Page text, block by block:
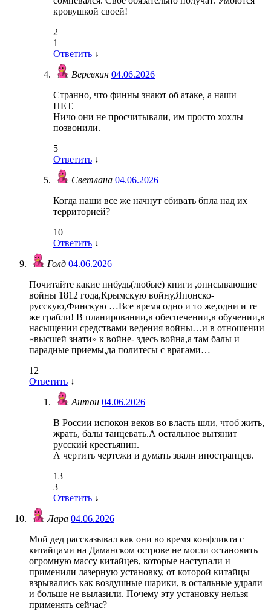
кровушкой своей!
2
1
Ответить ↓
Веревкин 04.06.2026
Странно, что финны знают об атаке, а наши —
НЕТ.
Ничо они не просчитывали, им просто хохлы
позвонили.
5
Ответить ↓
Светлана 04.06.2026
Когда наши все же начнут сбивать бпла над их
территорией?
10
Ответить ↓
Голд 04.06.2026
Почитайте какие нибудь(любые) книги ,описывающие
войны 1812 года,Крымскую войну,Японско-
русскую,Финскую …Все время одно и то же,одни и те
же грабли! В планировании,в обеспечении,в обучении,в
насыщении средствами ведения войны…и в отношении
«высшей знати» к войне- здесь война,а там балы и
парадные приемы,да политесы с врагами…
12
Ответить ↓
Антон 04.06.2026
В России испокон веков во власть шли, чтоб жить,
жрать, балы танцевать.А остальное вытянит
русский крестьянин.
А чертить чертежи и думать звали иностранцев.
13
3
Ответить ↓
Лара 04.06.2026
Мой дед рассказывал как они во время конфликта с
китайцами на Даманском острове не могли остановить
огромную массу китайцев, которые наступали и
применили лазерную установку, от которой китайцы
взрывались как воздушные шарики, в остальные удрали
и больше не вылазили. Почему эту установку нельзя
применять сейчас?